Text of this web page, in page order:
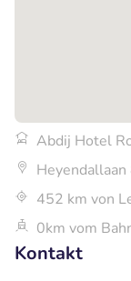
Abdij Hotel
452 km von
0km vom
Kontakt